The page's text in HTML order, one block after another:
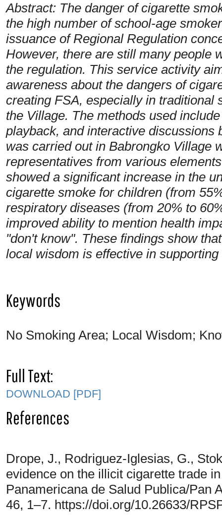
Abstract: The danger of cigarette
the high number of school-age
issuance of Regional Regulation
However, there are still many people
the regulation. This service activity
awareness about the dangers of
creating FSA, especially in traditional
the Village. The methods used
playback, and interactive
was carried out in Babrongko Village
representatives from various
showed a significant increase in the
cigarette smoke for children (from
respiratory diseases (from 20% to
improved ability to mention health
"don't know". These findings show
local wisdom is effective in
Keywords
No Smoking Area; Local Wisdom;
Full Text:
DOWNLOAD [PDF]
References
Drope, J., Rodriguez-Iglesias, G.,
evidence on the illicit cigarette trade
Panamericana de Salud Publica/Pan
46, 1–7. https://doi.org/10.26633/